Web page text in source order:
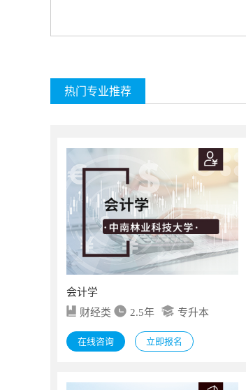
热门专业推荐
会计学
财经类
2.5年 专升本
在线咨询 立即报名